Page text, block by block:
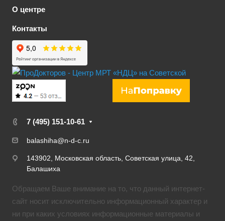
О центре
Контакты
7 (495) 151-10-61
balashiha@n-d-c.ru
143902, Московская область, Советская улица, 42,
Балашиха
Обращаем Ваше внимание на то, что данный интернет-
сайт носит исключительно информационный характер и
ни при каких условиях информационные материалы и